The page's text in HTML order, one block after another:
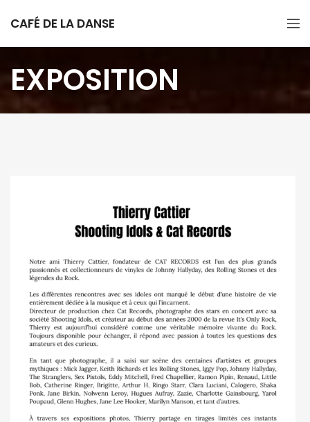
CAFÉ DE LA DANSE
EXPOSITION